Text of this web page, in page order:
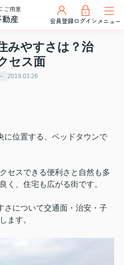
ご用意
産 会員登録ログインメニュー
みやすさは？治
セス面
2019.03.26
に位置する、ベッドタウンで
セスできる便利さと自然も多
く、住宅も広がる街です。
さについて交通面・治安・子
ます。